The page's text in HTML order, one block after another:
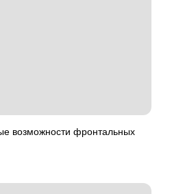
возможности фронтальных